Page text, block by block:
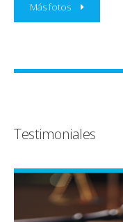
Más fotos
Testimoniales